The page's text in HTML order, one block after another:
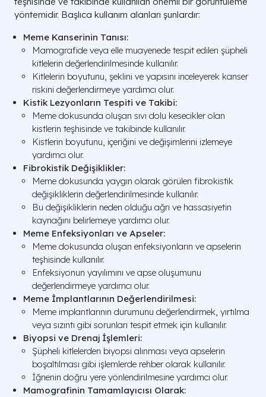
yöntemidir. Başlıca kullanım alanları şunlardır:
Meme Kanserinin Tanısı:
Mamografide veya elle muayenede tespit edilen şüpheli
kitlelerin değerlendirilmesinde kullanılır.
Kitlelerin boyutunu, şeklini ve yapısını inceleyerek kanser
riskini değerlendirmeye yardımcı olur.
Kistik Lezyonların Tespiti ve Takibi:
Meme dokusunda oluşan sıvı dolu kesecikler olan
kistlerin teşhisinde ve takibinde kullanılır.
Kistlerin boyutunu, içeriğini ve değişimlerini izlemeye
yardımcı olur.
Fibrokistik Değişiklikler:
Meme dokusunda yaygın olarak görülen fibrokistik
değişikliklerin değerlendirilmesinde kullanılır.
Bu değişikliklerin neden olduğu ağrı ve hassasiyetin
kaynağını belirlemeye yardımcı olur.
Meme Enfeksiyonları ve Apseler:
Meme dokusunda oluşan enfeksiyonların ve apselerin
teşhisinde kullanılır.
Enfeksiyonun yayılımını ve apse oluşumunu
değerlendirmeye yardımcı olur.
Meme İmplantlarının Değerlendirilmesi:
Meme implantlarının durumunu değerlendirmek, yırtılma
veya sızıntı gibi sorunları tespit etmek için kullanılır.
Biyopsi ve Drenaj İşlemleri:
Şüpheli kitlelerden biyopsi alınması veya apselerin
boşaltılması gibi işlemlerde rehber olarak kullanılır.
İğnenin doğru yere yönlendirilmesine yardımcı olur.
Mamografinin Tamamlayıcısı Olarak: